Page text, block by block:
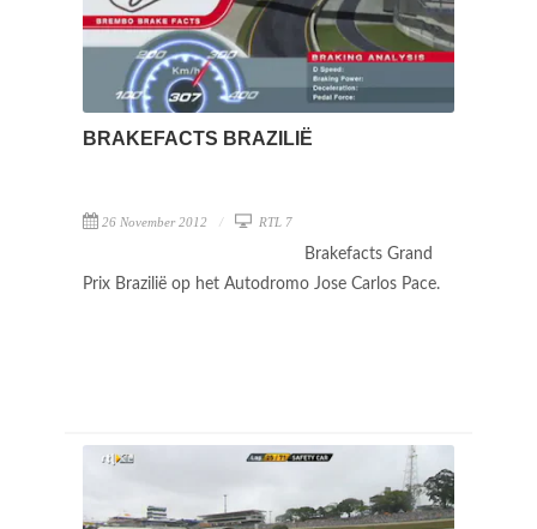
BRAKEFACTS BRAZILIË
26 November 2012 RTL 7
Brakefacts Grand
Prix Brazilië op het Autodromo Jose Carlos Pace.